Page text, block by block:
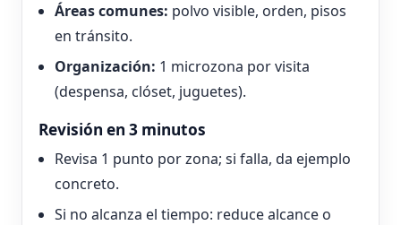
Áreas comunes: polvo visible, orden, pisos
en tránsito.
Organización: 1 microzona por visita
(despensa, clóset, juguetes).
Revisión en 3 minutos
Revisa 1 punto por zona; si falla, da ejemplo
concreto.
Si no alcanza el tiempo: reduce alcance o